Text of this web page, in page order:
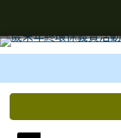
上中區域內容
頁尾區域